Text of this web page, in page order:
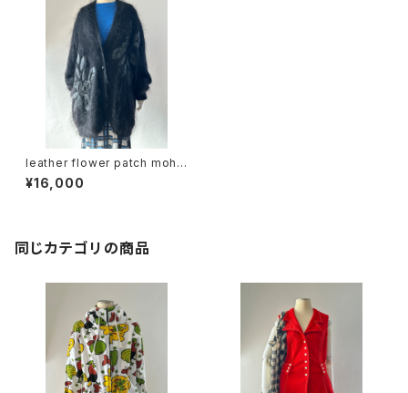
leather flower patch mohai
r coat
¥16,000
同じカテゴリの商品